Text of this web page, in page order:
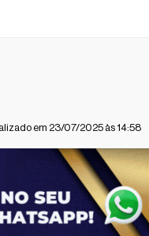
em 23/07/2025 às 14:58